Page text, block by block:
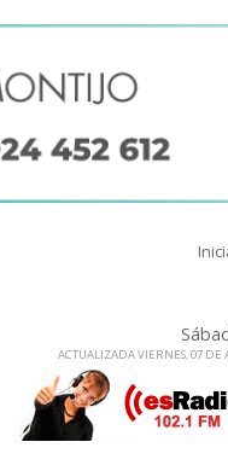
ACTUALIZADA VIERNES, 07 DE